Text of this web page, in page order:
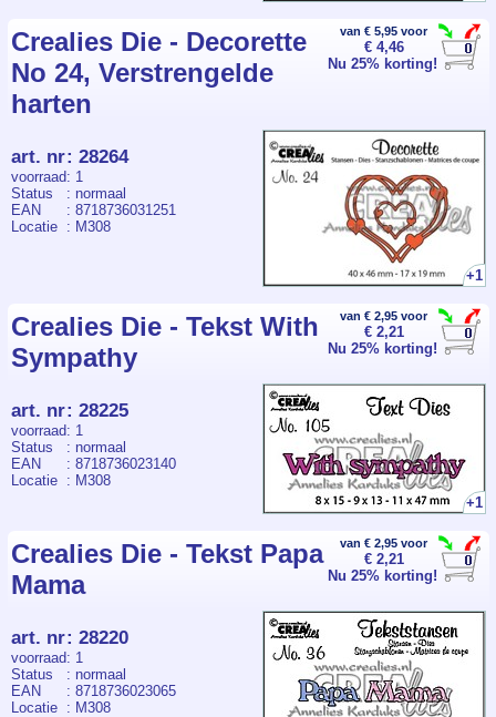
van € 5,95 voor
€ 4,46
Nu 25% korting!
Crealies Die - Decorette
No 24, Verstrengelde
harten
+1
art. nr: 28264
voorraad: 1
Status
: normaal
EAN
: 8718736031251
Locatie : M308
van € 2,95 voor
€ 2,21
Nu 25% korting!
Crealies Die - Tekst With
Sympathy
+1
art. nr: 28225
voorraad: 1
Status
: normaal
EAN
: 8718736023140
Locatie : M308
van € 2,95 voor
€ 2,21
Nu 25% korting!
Crealies Die - Tekst Papa
Mama
art. nr: 28220
voorraad: 1
Status
: normaal
EAN
: 8718736023065
Locatie : M308